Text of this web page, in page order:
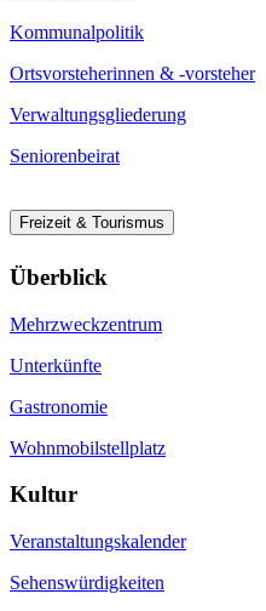
Kommunalpolitik
Ortsvorsteherinnen & -vorsteher
Verwaltungsgliederung
Seniorenbeirat
Freizeit & Tourismus
Überblick
Mehrzweckzentrum
Unterkünfte
Gastronomie
Wohnmobilstellplatz
Kultur
Veranstaltungskalender
Sehenswürdigkeiten